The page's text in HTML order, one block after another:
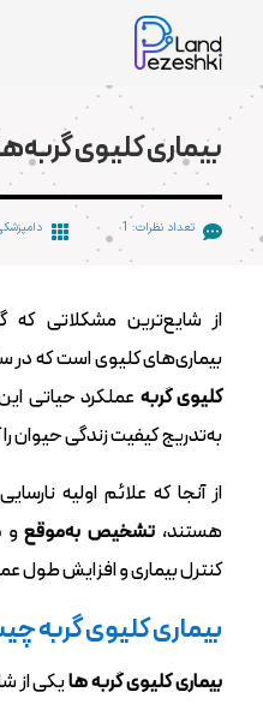
بیماری کلیوی
 تعداد نظرات: 1 
از شایع‌ترین مشکلاتی که
بیماری‌های کلیوی است که در
کلیوی گربه عملکرد حیاتی
به‌تدریج کیفیت زندگی
از آنجا که علائم اولیه
هستند، تشخیص به‌موقعو
کنترل بیماری و افزایش طول
بیماری کلیوی گربه
بیماری کلیوی گربه هایکی از